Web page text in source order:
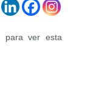
para ver esta